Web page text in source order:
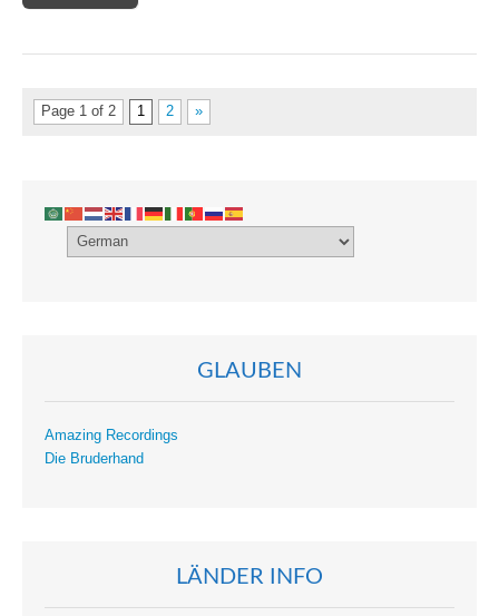
Page 1 of 2 1 2 »
GLAUBEN
Amazing Recordings
Die Bruderhand
LÄNDER INFO